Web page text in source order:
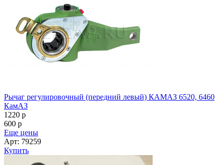
Рычаг регулировочный (передний левый) КАМАЗ 6520, 6460
КамАЗ
1220 p
600 p
Еще цены
Арт: 79259
Купить